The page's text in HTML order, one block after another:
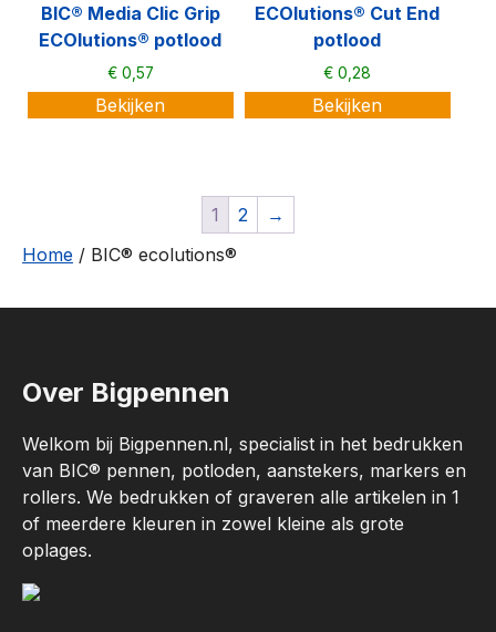
BIC® Media Clic Grip
ECOlutions® potlood
€0,57
Bekijken
ECOlutions® Cut End
potlood
€ 0,28
Bekijken
1 2
→
Home / BIC® ecolutions®
Over Bigpennen
Welkom bij Bigpennen.nl, specialist in het bedrukken
van BIC® pennen, potloden, aanstekers, markers en
rollers. We bedrukken of graveren alle artikelen in 1
of meerdere kleuren in zowel kleine als grote
oplages.